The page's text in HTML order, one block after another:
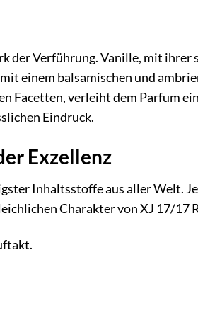
der Verführung. Vanille, mit ihrer
einem balsamischen und
Facetten, verleiht dem Parfum
Eindruck.
Exzellenz
Inhaltsstoffe aus aller Welt.
Charakter von XJ 17/17